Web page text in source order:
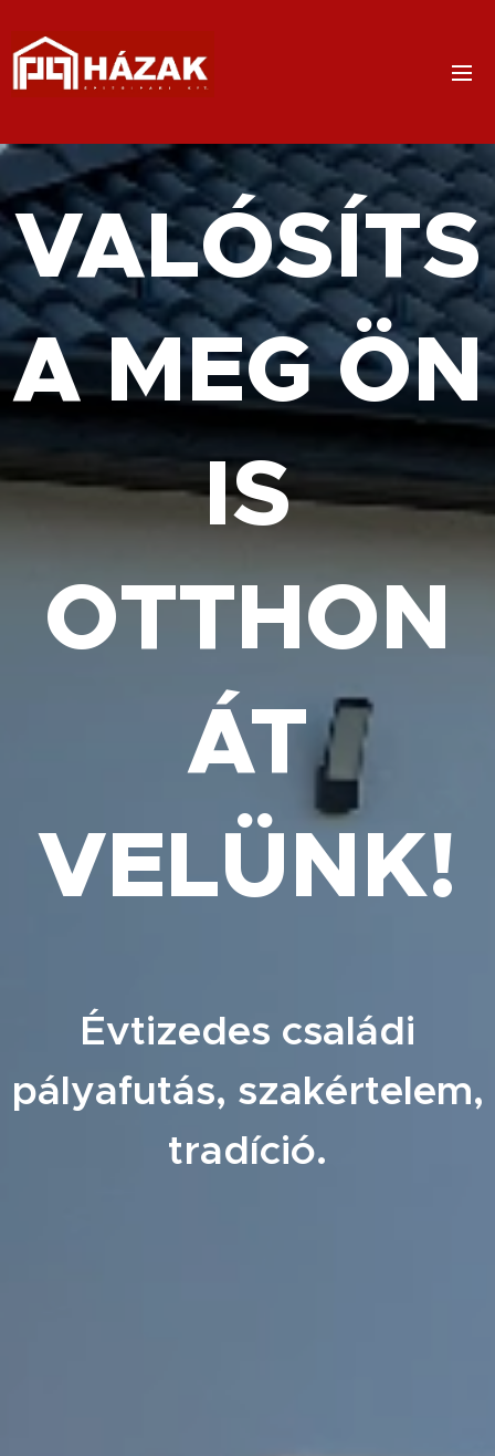
VALÓSÍTS
AMEGÖN
IS
OTTHON
ÁT
VELÜNK!
Évtizedes családi
pályafutás, szakértelem,
tradíció.